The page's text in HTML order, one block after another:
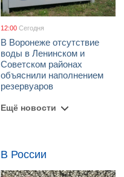
12:00 Сегодня
В Воронеже отсутствие
воды в Ленинском и
Советском районах
объяснили наполнением
резервуаров
Ещё новости
В России